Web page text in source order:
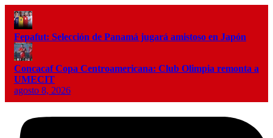
Fepafut: Selección de Panamá jugará amistoso en Japón
Concacaf Copa Centroamericana: Club Olimpia remonta a
UMECIT
agosto 8, 2026